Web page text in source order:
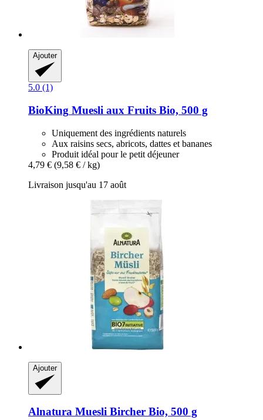
Ajouter
5.0 (1)
BioKing Muesli aux Fruits Bio, 500 g
Uniquement des ingrédients naturels
Aux raisins secs, abricots, dattes et bananes
Produit idéal pour le petit déjeuner
4,79 € (9,58 € / kg)
Livraison jusqu'au 17 août
Ajouter
Alnatura Muesli Bircher Bio, 500 g